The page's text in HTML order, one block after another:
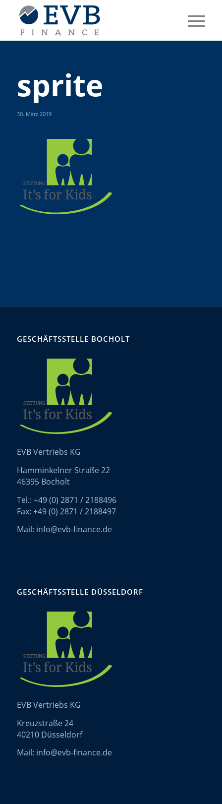
sprite
30. März 2019
GESCHÄFTSSTELLE BOCHOLT
EVB Vertriebs KG
Hamminkelner Straße 22
46395 Bocholt
Tel.: +49 (0) 2871 / 2188496
Fax: +49 (0) 2871 / 2188497
Mail: info@evb-finance.de
GESCHÄFTSSTELLE DÜSSELDORF
EVB Vertriebs KG
Kreuzstraße 24
40210 Düsseldorf
Mail: info@evb-finance.de